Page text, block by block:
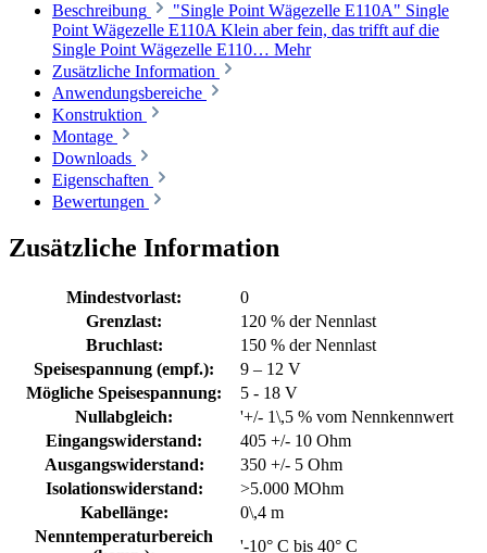
Beschreibung
"Single Point Wägezelle E110A" Single
Point Wägezelle E110A Klein aber fein, das trifft auf die
Single Point Wägezelle E110… Mehr
Zusätzliche Information
Anwendungsbereiche
Konstruktion
Montage
Downloads
Eigenschaften
Bewertungen
Zusätzliche Information
Mindestvorlast:
0
Grenzlast:
120 % der Nennlast
Bruchlast:
150 % der Nennlast
Speisespannung (empf.):
9 – 12 V
Mögliche Speisespannung:
5 - 18 V
Nullabgleich:
'+/- 1\,5 % vom Nennkennwert
Eingangswiderstand:
405 +/- 10 Ohm
Ausgangswiderstand:
350 +/- 5 Ohm
Isolationswiderstand:
>5.000 MOhm
Kabellänge:
0\,4 m
Nenntemperaturbereich
'-10° C bis 40° C